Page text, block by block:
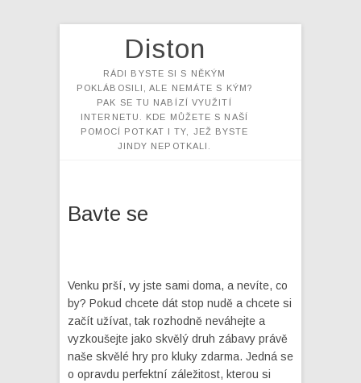
Diston
RÁDI BYSTE SI S NĚKÝM
POKLÁBOSILI, ALE NEMÁTE S KÝM?
PAK SE TU NABÍZÍ VYUŽITÍ
INTERNETU. KDE MŮŽETE S NAŠÍ
POMOCÍ POTKAT I TY, JEŽ BYSTE
JINDY NEPOTKALI.
Bavte se
Venku prší, vy jste sami doma, a nevíte, co
by? Pokud chcete dát stop nudě a chcete si
začít užívat, tak rozhodně neváhejte a
vyzkoušejte jako skvělý druh zábavy právě
naše skvělé hry pro kluky zdarma. Jedná se
o opravdu perfektní záležitost, kterou si